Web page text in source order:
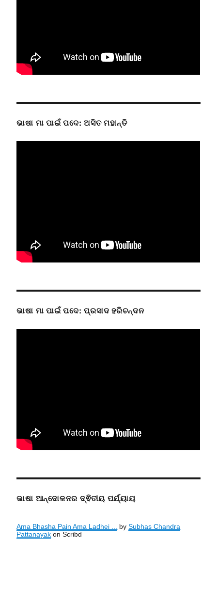
ଭାଷା ମା ପାଇଁ ପଦେ: ଅସିତ ମହାନ୍ତି
ଭାଷା ମା ପାଇଁ ପଦେ: ପ୍ରସାଦ ହରିଚନ୍ଦନ
ଭାଷା ଆନ୍ଦୋଳନର ଦ୍ଵିତୀୟ ପର୍ଯ୍ୟାୟ
Ama Bhasha Pain Ama Ladhei ... bySubhas Chandra
Pattanayak on Scribd